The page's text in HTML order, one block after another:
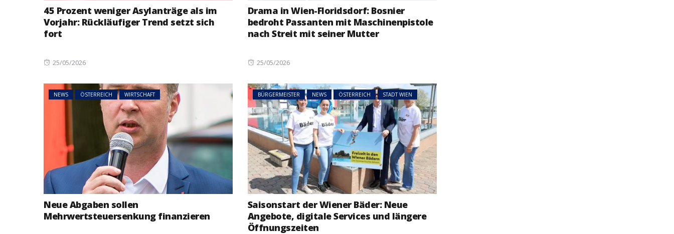
45 Prozent weniger Asylanträge als im
Vorjahr: Rückläufiger Trend setzt sich
fort
Posted
25/05/2026
Drama in Wien-Floridsdorf: Bosnier
bedroht Passanten mit Maschinenpistole
nach Streit mit seiner Mutter
Posted
25/05/2026
NEWS ÖSTERREICH WIRTSCHAFT
Neue Abgaben sollen
Mehrwertsteuersenkung finanzieren
BÜRGERMEISTER NEWS ÖSTERREICH STADT WIEN
Saisonstart der Wiener Bäder: Neue
Angebote, digitale Services und längere
Öffnungszeiten